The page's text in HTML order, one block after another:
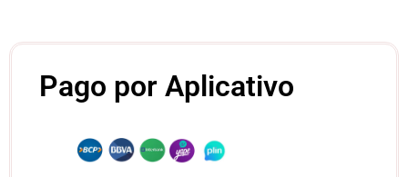
Pago por Aplicativo